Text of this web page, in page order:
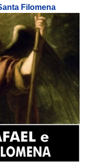
Filomena